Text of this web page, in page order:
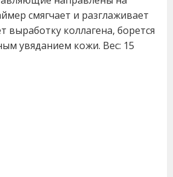
смягчает и разглаживает
выработку коллагена, борется
увяданием кожи. Вес: 15